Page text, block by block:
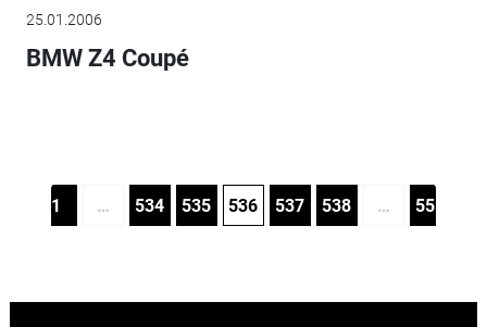
25.01.2006
BMW Z4 Coupé
1 … 534 535 536 537 538 … 555